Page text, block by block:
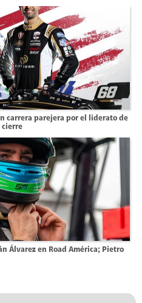
carrera parejera por el liderato de
cierre
Álvarez en Road América; Pietro